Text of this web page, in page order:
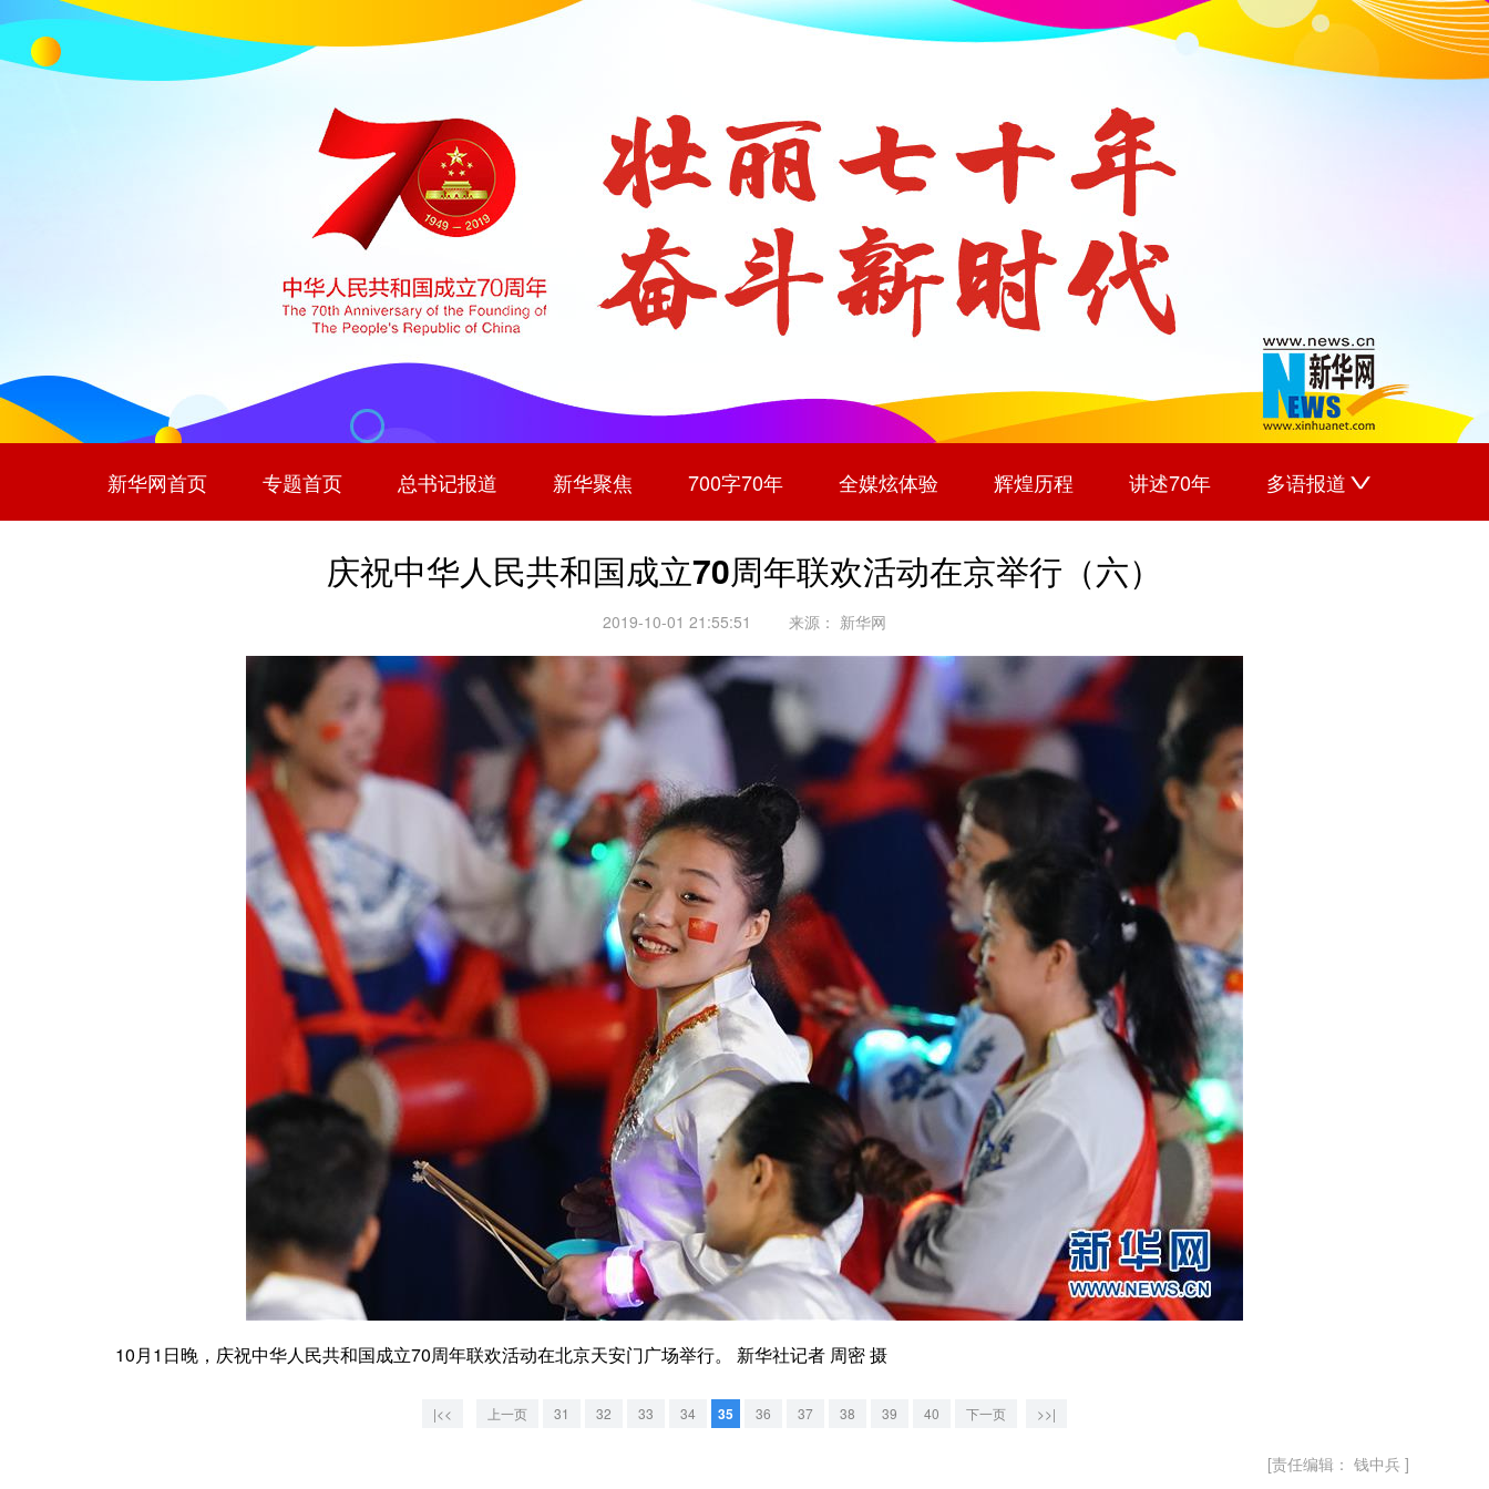
新华网首页 专题首页 总书记报道 新华聚焦 700字70年 全媒炫体验 辉煌历程 讲述70年 多语报道
中文
庆祝中华人民共和国成立70周年联欢活动在京举行（六）
2019-10-01 21:55:51 来源： 新华网
10月1日晚，庆祝中华人民共和国成立70周年联欢活动在北京天安门广场举行。 新华社记者 周密 摄
|<< 上一页 31 32 33 34 35 36 37 38 39 40 下一页 >>|
[责任编辑： 钱中兵 ]